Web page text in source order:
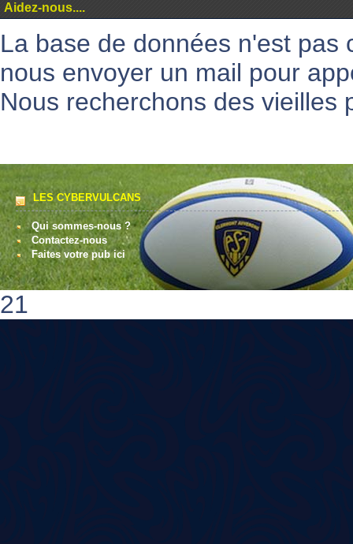
Aidez-nous....
La base de données n'est
nous envoyer un mail pour
Nous recherchons des vieilles
LES CYBERVULCANS
Qui sommes-nous ?
Contactez-nous
Faites votre pub ici
21